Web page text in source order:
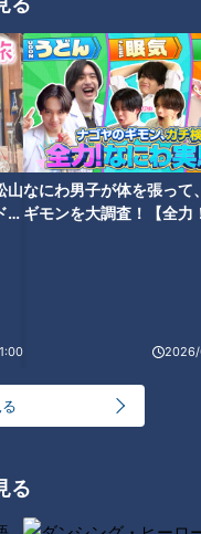
山
ラ
なにわ男子が体を張って
ギモンを大調査！【全力
2026/
る
るそうです。
たんだ！見て、この透
ます。
いるという人たちに、食
の辺りは飲食店が少な
町に行く方が良いとの
新鮮アジフライ